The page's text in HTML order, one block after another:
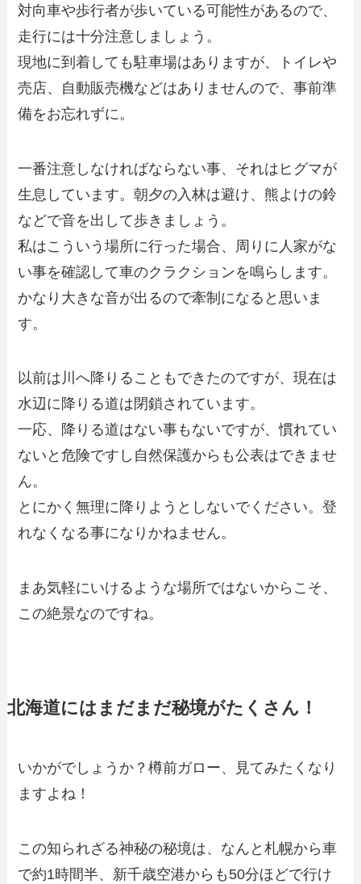
対向車や歩行者が歩いている可能性があるので、
走行には十分注意しましょう。
現地に到着しても駐車場はありますが、トイレや
売店、自動販売機などはありませんので、事前準
備をお忘れずに。
一番注意しなければならない事、それはヒグマが
生息しています。朝夕の入林は避け、熊よけの鈴
などで音を出して歩きましょう。
私はこういう場所に行った場合、周りに人家がな
い事を確認して車のクラクションを鳴らします。
かなり大きな音が出るので牽制になると思いま
す。
以前は川へ降りることもできたのですが、現在は
水辺に降りる道は閉鎖されています。
一応、降りる道はない事もないですが、慣れてい
ないと危険ですし自然保護からも公表はできませ
ん。
とにかく無理に降りようとしないでください。登
れなくなる事になりかねません。
まあ気軽にいけるような場所ではないからこそ、
この絶景なのですね。
北海道にはまだまだ秘境がたくさん！
いかがでしょうか？樽前ガロー、見てみたくなり
ますよね！
この知られざる神秘の秘境は、なんと札幌から車
で約1時間半、新千歳空港からも50分ほどで行け